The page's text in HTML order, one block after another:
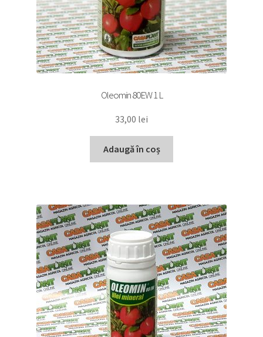
Oleomin 80EW 1 L
33,00 lei
Adaugă în coș